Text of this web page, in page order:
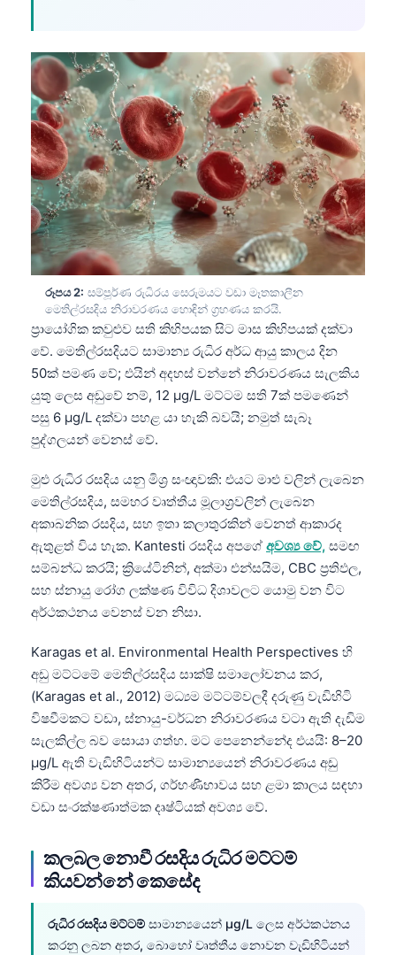
රූපය 2: සම්පූර්ණ රුධිරය සෙරුමයට වඩා මෑතකාලීන
මෙතිල්රසදිය නිරාවරණය හොඳින් ග්‍රහණය කරයි.
ප්‍රායෝගික කවුළුව සති කිහිපයක සිට මාස කිහිපයක් දක්වා
වේ. මෙතිල්රසදියට සාමාන්‍ය රුධිර අර්ධ ආයු කාලය දින
50ක් පමණ වේ; එයින් අදහස් වන්නේ නිරාවරණය සැලකිය
යුතු ලෙස අඩුවේ නම්, 12 µg/L මට්ටම සති 7ක් පමණෙන්
පසු 6 µg/L දක්වා පහළ යා හැකි බවයි; නමුත් සැබෑ
පුද්ගලයන් වෙනස් වේ.
මුළු රුධිර රසදිය යනු මිශ්‍ර සංඥාවකි: එයට මාළු වලින් ලැබෙන
මෙතිල්රසදිය, සමහර වෘත්තීය මූලාශ්‍රවලින් ලැබෙන
අකාබනික රසදිය, සහ ඉතා කලාතුරකින් වෙනත් ආකාරද
ඇතුළත් විය හැක. Kantesti රසදිය අපගේ අවශ්‍ය වේ, සමඟ
සම්බන්ධ කරයි; ක්‍රියේටිනින්, අක්මා එන්සයිම, CBC ප්‍රතිඵල,
සහ ස්නායු රෝග ලක්ෂණ විවිධ දිශාවලට යොමු වන විට
අර්ථකථනය වෙනස් වන නිසා.
Karagas et al. Environmental Health Perspectives හි
අඩු මට්ටමේ මෙතිල්රසදිය සාක්ෂි සමාලෝචනය කර,
(Karagas et al., 2012) මධ්‍යම මට්ටම්වලදී දරුණු වැඩිහිටි
විෂවීමකට වඩා, ස්නායු-වර්ධන නිරාවරණය වටා ඇති දැඩිම
සැලකිල්ල බව සොයා ගත්හ. මට පෙනෙන්නේද එයයි: 8–20
µg/L ඇති වැඩිහිටියන්ට සාමාන්‍යයෙන් නිරාවරණය අඩු
කිරීම අවශ්‍ය වන අතර, ගර්භණීභාවය සහ ළමා කාලය සඳහා
වඩා සංරක්ෂණාත්මක දෘෂ්ටියක් අවශ්‍ය වේ.
කලබල නොවී රසදිය රුධිර මට්ටම්
කියවන්නේ කෙසේද
රුධිර රසදිය මට්ටම් සාමාන්‍යයෙන් µg/L ලෙස අර්ථකථනය
කරනු ලබන අතර, බොහෝ වෘත්තීය නොවන වැඩිහිටියන්